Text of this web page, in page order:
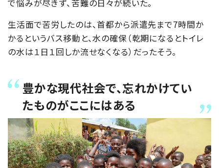
で悩みが尽きず、苦難の日々が続いた。
生活面で苦労したのは、首都から派遣先まで7時間か
かるというバス移動と、水の確保（乾期になるとトイレ
の水は１日１回しか流せなくなる）だったそう。
豊かな現代社会で、忘れかけてい
たものがここにはある